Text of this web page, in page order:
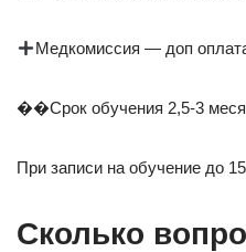
Медкомиссия — доп
��Срок обучения 2,5-3
При записи на обучение до
Сколько